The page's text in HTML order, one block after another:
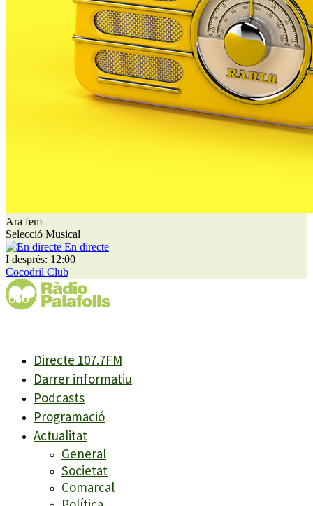
Ara fem
Selecció Musical
En directe
I després: 12:00
Cocodril Club
Directe 107.7FM
Darrer informatiu
Podcasts
Programació
Actualitat
General
Societat
Comarcal